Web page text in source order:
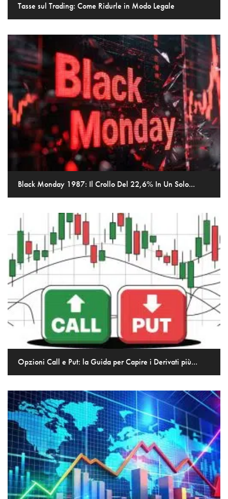
Tasse sul Trading: Come Ridurle in Modo Legale
Black Monday 1987: Il Crollo Del 22,6% In Un Solo...
Opzioni Call e Put: la Guida per Capire i Derivati più...